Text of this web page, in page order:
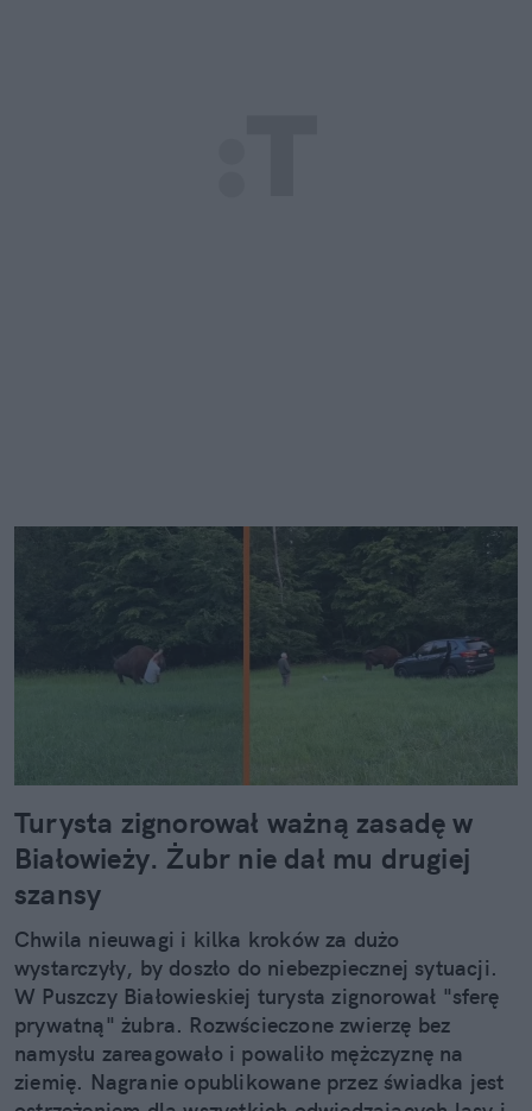
Turysta zignorował ważną zasadę w
Białowieży. Żubr nie dał mu drugiej
szansy
Chwila nieuwagi i kilka kroków za dużo
wystarczyły, by doszło do niebezpiecznej sytuacji.
W Puszczy Białowieskiej turysta zignorował "sferę
prywatną" żubra. Rozwścieczone zwierzę bez
namysłu zareagowało i powaliło mężczyznę na
ziemię. Nagranie opublikowane przez świadka jest